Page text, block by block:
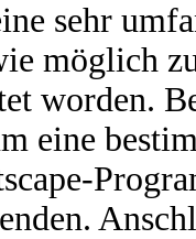
sehr
möglich
worden.
eine